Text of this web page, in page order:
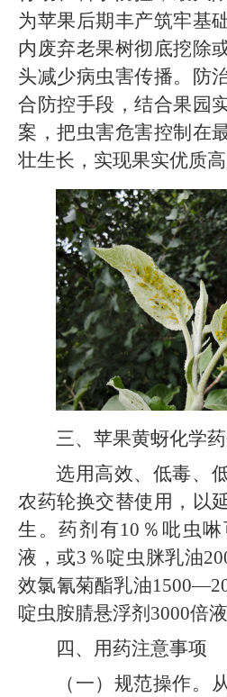
为苹果后期丰产筑牢基
内废弃老果树彻底挖除
头减少病虫害传播。防
合防控手段，结合果园
案，把虫害危害控制在
壮生长，实现果实优质高
三、苹果黄蚜化学
选用高效、低毒、
农药轮换交替使用，以
生。药剂有10％吡虫
液，或3％啶虫脒乳油
效氯氰菊酯乳油
啶虫胺腈悬浮剂3000倍液
四、用药注意事项
（一）规范操作。